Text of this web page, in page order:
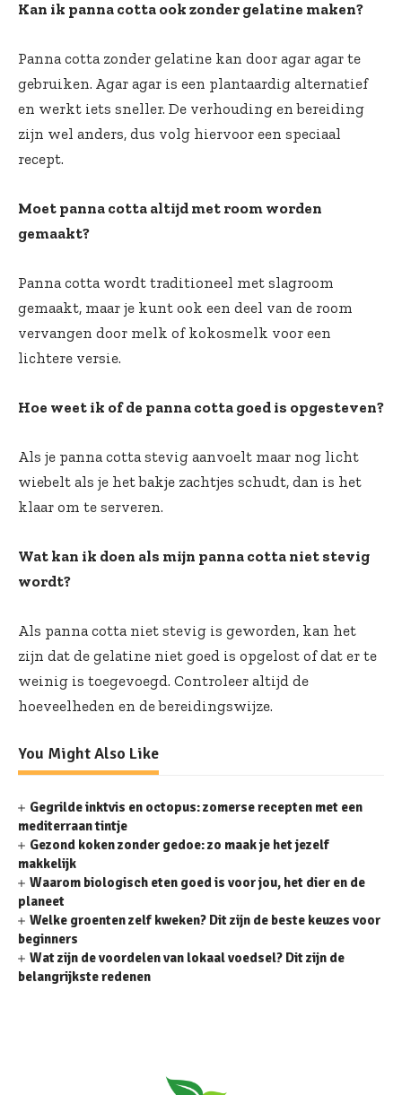
Kan ik panna cotta ook zonder gelatine maken?
Panna cotta zonder gelatine kan door agar agar te
gebruiken. Agar agar is een plantaardig alternatief
en werkt iets sneller. De verhouding en bereiding
zijn wel anders, dus volg hiervoor een speciaal
recept.
Moet panna cotta altijd met room worden
gemaakt?
Panna cotta wordt traditioneel met slagroom
gemaakt, maar je kunt ook een deel van de room
vervangen door melk of kokosmelk voor een
lichtere versie.
Hoe weet ik of de panna cotta goed is opgesteven?
Als je panna cotta stevig aanvoelt maar nog licht
wiebelt als je het bakje zachtjes schudt, dan is het
klaar om te serveren.
Wat kan ik doen als mijn panna cotta niet stevig
wordt?
Als panna cotta niet stevig is geworden, kan het
zijn dat de gelatine niet goed is opgelost of dat er te
weinig is toegevoegd. Controleer altijd de
hoeveelheden en de bereidingswijze.
You Might Also Like
Gegrilde inktvis en octopus: zomerse recepten met een
mediterraan tintje
Gezond koken zonder gedoe: zo maak je het jezelf
makkelijk
Waarom biologisch eten goed is voor jou, het dier en de
planeet
Welke groenten zelf kweken? Dit zijn de beste keuzes voor
beginners
Wat zijn de voordelen van lokaal voedsel? Dit zijn de
belangrijkste redenen